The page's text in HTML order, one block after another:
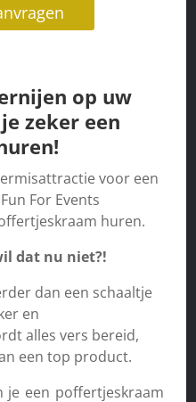
op uw
zeker een
voor een
For Events
huren.
dat nu niet?!
dan een schaaltje
en
alles vers bereid,
een top product.
je een poffertjeskraam